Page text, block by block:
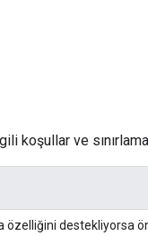
koşullar ve
özelliğini destekliyorsa